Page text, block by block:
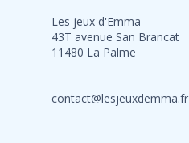
Les jeux d'Emma
43T avenue San Brancat
11480 La Palme
contact@lesjeuxdemma.fr